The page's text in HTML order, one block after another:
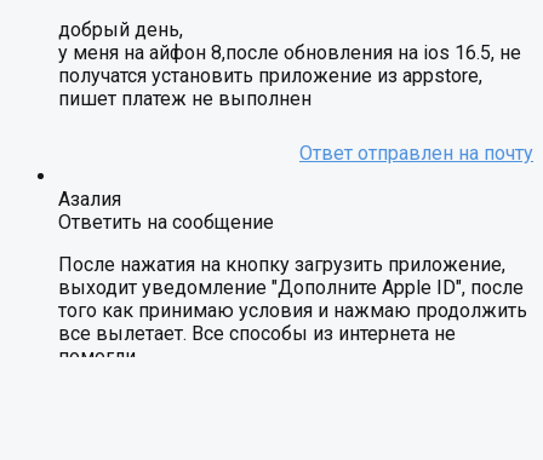
добрый день,
у меня на айфон 8,после обновления на ios 16.5, не
получатся установить приложение из appstore,
пишет платеж не выполнен
Азалия
Ответить на сообщение
После нажатия на кнопку загрузить приложение,
выходит уведомление "Дополните Apple ID", после
того как принимаю условия и нажмаю продолжить
все вылетает. Все способы из интернета не
помогли